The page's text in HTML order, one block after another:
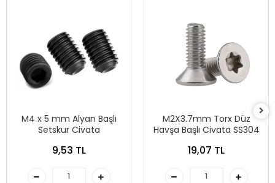
M4 x 5 mm Alyan Başlı
Setskur Civata
9,53 TL
M2X3.7mm Torx Düz
Havşa Başlı Civata SS304
19,07 TL